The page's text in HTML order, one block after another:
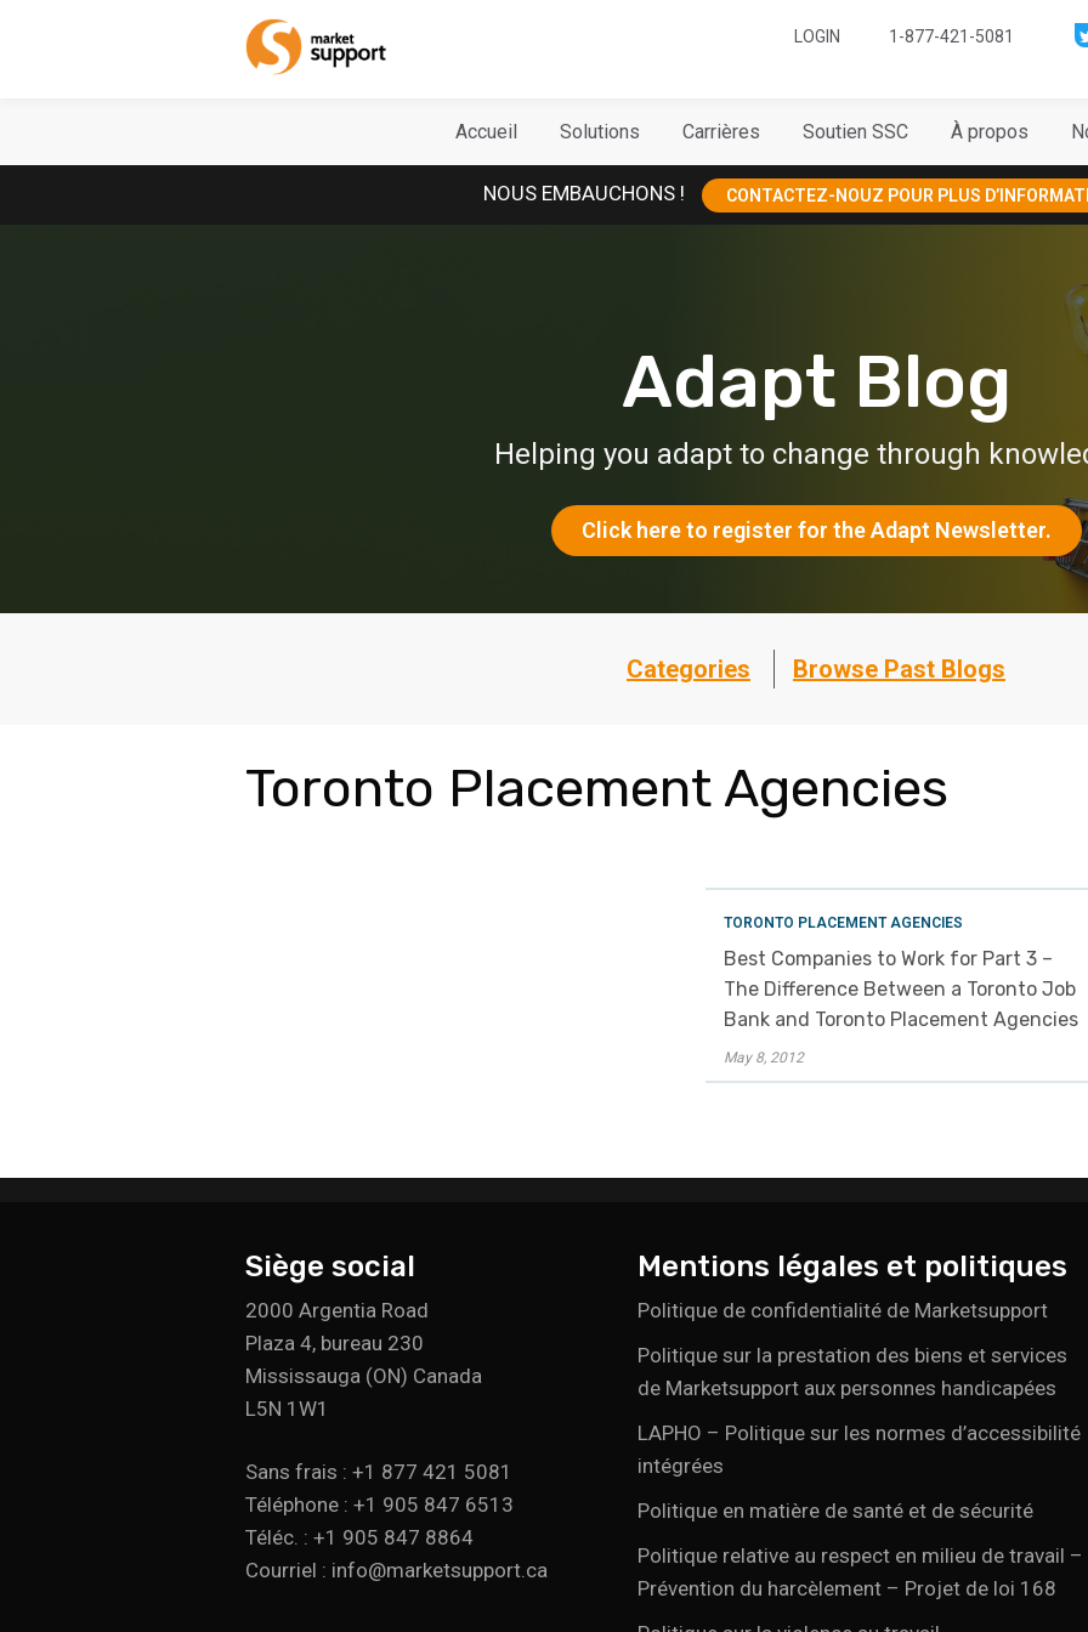
Home LOGIN 1-877-421-5081
Accueil Solutions Carrières Soutien SSC À propos
NOUS EMBAUCHONS ! CONTACTEZ-NOUZ POUR PLUS
Adapt Blog
Helping you adapt to change through
Click here to register for the Adapt Newsletter.
Categories Browse Past Blogs
Toronto Placement Agencies
TORONTO PLACEMENT AGENCIES
Best Companies to Work for Part 3 –
The Difference Between a Toronto Job
Bank and Toronto Placement Agencies
May 8, 2012
Siège social
2000 Argentia Road
Plaza 4, bureau 230
Mississauga (ON) Canada
L5N 1W1
Sans frais : +1 877 421 5081
Téléphone : +1 905 847 6513
Téléc. : +1 905 847 8864
Courriel : info@marketsupport.ca
Mentions légales et politiques
Politique de confidentialité de Marketsupport
Politique sur la prestation des biens et services
de Marketsupport aux personnes handicapées
LAPHO – Politique sur les normes d’accessibilité
intégrées
Politique en matière de santé et de sécurité
Politique relative au respect en milieu de travail –
Prévention du harcèlement – Projet de loi 168